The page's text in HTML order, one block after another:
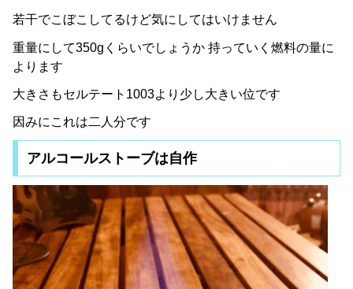
若干でこぼこしてるけど気にしてはいけません
重量にして350gくらいでしょうか 持っていく燃料の量に
よります
大きさもセルテート1003より少し大きい位です
因みにこれは二人分です
アルコールストーブは自作